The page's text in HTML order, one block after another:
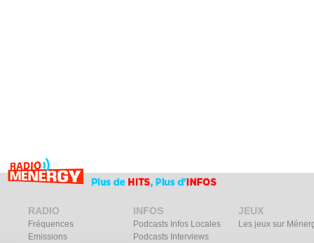
RADIO
Fréquences
Emissions
INFOS
Podcasts Infos Locales
Podcasts Interviews
JEUX
Les jeux sur